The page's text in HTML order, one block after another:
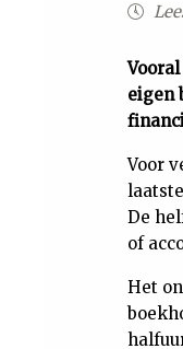
eigen
Voor
De
of
Het